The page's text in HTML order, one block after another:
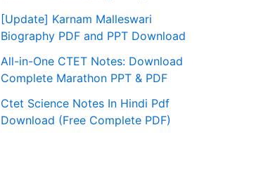
[Update] Karnam Malleswari
Biography PDF and PPT Download
All-in-One CTET Notes: Download
Complete Marathon PPT & PDF
Ctet Science Notes In Hindi Pdf
Download (Free Complete PDF)